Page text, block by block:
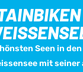
Seen in
mit